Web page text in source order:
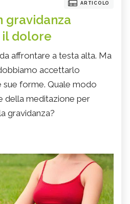
ARTICOLO
gravidanza
dolore
affrontare a testa alta. Ma
accettarlo
forme. Quale modo
della meditazione per
gravidanza?